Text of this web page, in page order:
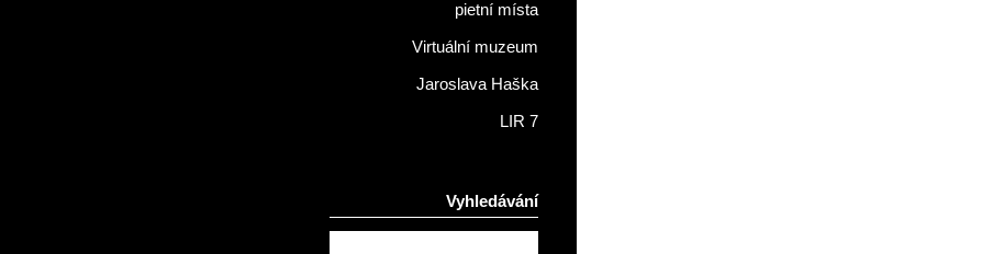
pietní místa
Virtuální muzeum
Jaroslava Haška
LIR 7
Vyhledávání